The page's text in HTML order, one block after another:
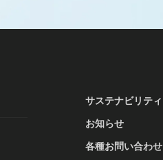
サステナビリティ
お知らせ
各種お問い合わせ